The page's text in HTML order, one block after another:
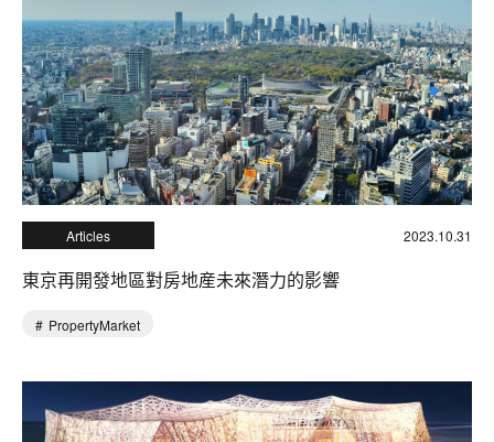
Articles 2023.10.31
東京再開發地區對房地産未來潛力的影響
PropertyMarket